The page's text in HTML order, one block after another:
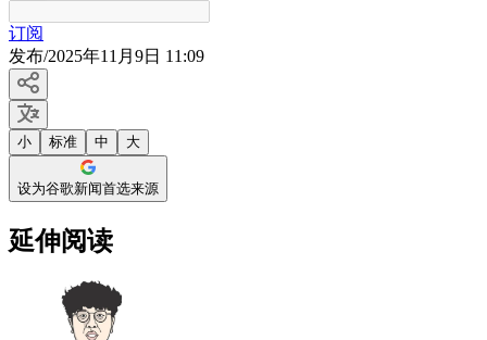
订阅
发布/2025年11月9日 11:09
小 标准 中 大
设为谷歌新闻首选来源
延伸阅读